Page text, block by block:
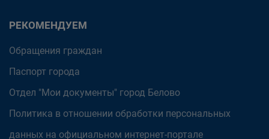
РЕКОМЕНДУЕМ
Обращения граждан
Паспорт города
Отдел "Мои документы" город Белово
Политика в отношении обработки персональных
данных на официальном интернет-портале